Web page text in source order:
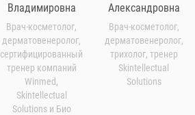
Владимировна
Врач-косметолог,
дерматовенеролог,
сертифицированный
тренер компаний
Winmed,
Skintellectual
Solutions и Био
Александровна
Врач-косметолог,
дерматовенеролог,
трихолог, тренер
Skintellectual
Solutions